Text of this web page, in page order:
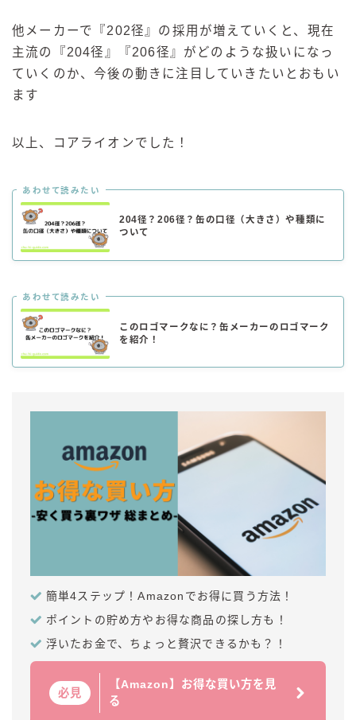
他メーカーで『202径』の採用が増えていくと、現在
主流の『204径』『206径』がどのような扱いになっ
ていくのか、今後の動きに注目していきたいとおもい
ます
以上、コアライオンでした！
あわせて読みたい
204径？206径？缶の口径（大きさ）や種類に
ついて
あわせて読みたい
このロゴマークなに？缶メーカーのロゴマーク
を紹介！
簡単4ステップ！Amazonでお得に買う方法！
ポイントの貯め方やお得な商品の探し方も！
浮いたお金で、ちょっと贅沢できるかも？！
必見
【Amazon】お得な買い方を見
る